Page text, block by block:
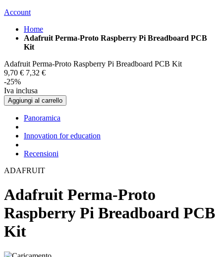
Account
Home
Adafruit Perma-Proto Raspberry Pi Breadboard PCB
Kit
Adafruit Perma-Proto Raspberry Pi Breadboard PCB Kit
9,70 € 7,32 €
-25%
Iva inclusa
Aggiungi al carrello
Panoramica
Innovation for education
Recensioni
ADAFRUIT
Adafruit Perma-Proto
Raspberry Pi Breadboard PCB
Kit